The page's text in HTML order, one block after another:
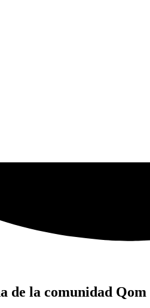
la comunidad Qom